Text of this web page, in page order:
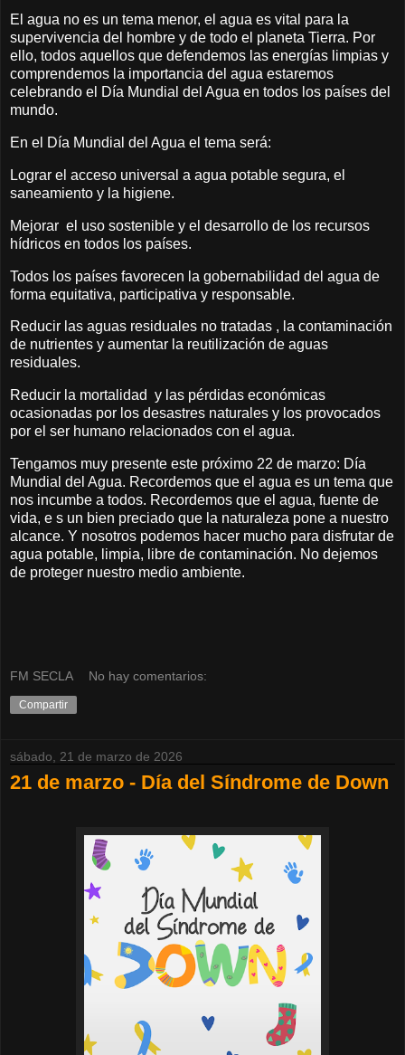
El agua no es un tema menor, el agua es vital para la
supervivencia del hombre y de todo el planeta Tierra. Por
ello, todos aquellos que defendemos las energías limpias y
comprendemos la importancia del agua estaremos
celebrando el Día Mundial del Agua en todos los países del
mundo.
En el Día Mundial del Agua el tema será:
Lograr el acceso universal a agua potable segura, el
saneamiento y la higiene.
Mejorar el uso sostenible y el desarrollo de los recursos
hídricos en todos los países.
Todos los países favorecen la gobernabilidad del agua de
forma equitativa, participativa y responsable.
Reducir las aguas residuales no tratadas , la contaminación
de nutrientes y aumentar la reutilización de aguas
residuales.
Reducir la mortalidad y las pérdidas económicas
ocasionadas por los desastres naturales y los provocados
por el ser humano relacionados con el agua.
Tengamos muy presente este próximo 22 de marzo: Día
Mundial del Agua. Recordemos que el agua es un tema que
nos incumbe a todos. Recordemos que el agua, fuente de
vida, e s un bien preciado que la naturaleza pone a nuestro
alcance. Y nosotros podemos hacer mucho para disfrutar de
agua potable, limpia, libre de contaminación. No dejemos
de proteger nuestro medio ambiente.
FM SECLA No hay comentarios:
Compartir
sábado, 21 de marzo de 2026
21 de marzo - Día del Síndrome de Down